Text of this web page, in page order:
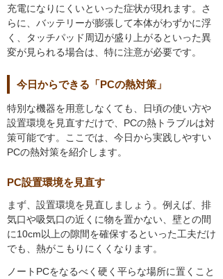
充電になりにくいといった症状が現れます。さ
らに、バッテリーが膨張して本体がわずかに浮
く、タッチパッド周辺が盛り上がるといった異
変が見られる場合は、特に注意が必要です。
今日からできる「PCの熱対策」
特別な機器を用意しなくても、日頃の使い方や
設置環境を見直すだけで、PCの熱トラブルは対
策可能です。ここでは、今日から実践しやすい
PCの熱対策を紹介します。
PC設置環境を見直す
まず、設置環境を見直しましょう。例えば、排
気口や吸気口の近くに物を置かない、壁との間
に10cm以上の隙間を確保するといった工夫だけ
でも、熱がこもりにくくなります。
ノートPCをなるべく硬く平らな場所に置くこと